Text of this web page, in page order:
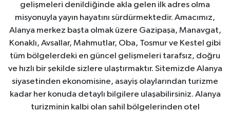
gelişmeleri denildiğinde akla gelen ilk adres olma
misyonuyla yayın hayatını sürdürmektedir. Amacımız,
Alanya merkez başta olmak üzere Gazipaşa, Manavgat,
Konaklı, Avsallar, Mahmutlar, Oba, Tosmur ve Kestel gibi
tüm bölgelerdeki en güncel gelişmeleri tarafsız, doğru
ve hızlı bir şekilde sizlere ulaştırmaktır. Sitemizde Alanya
siyasetinden ekonomisine, asayiş olaylarından turizme
kadar her konuda detaylı bilgilere ulaşabilirsiniz. Alanya
turizminin kalbi olan sahil bölgelerinden otel